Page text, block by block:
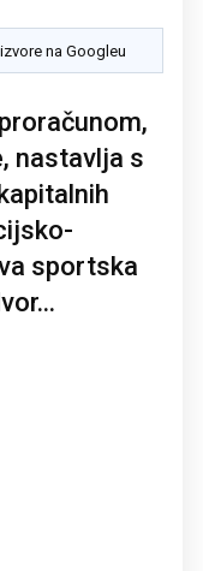
na Googleu
nastavlja s
sportska